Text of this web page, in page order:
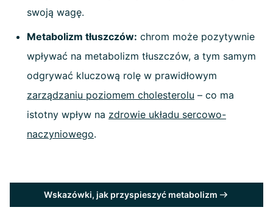
swoją wagę.
Metabolizm tłuszczów: chrom może pozytywnie
wpływać na metabolizm tłuszczów, a tym samym
odgrywać kluczową rolę w prawidłowym
zarządzaniu poziomem cholesterolu – co ma
istotny wpływ na zdrowie układu sercowo-
naczyniowego.
Wskazówki, jak przyspieszyć metabolizm